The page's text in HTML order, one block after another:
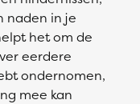
naden in je
het om de
eerdere
ondernomen,
mee kan